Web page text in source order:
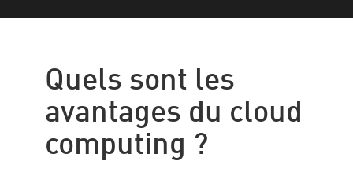
Investissement dans le cloud
Quels sont les
avantages du cloud
computing ?